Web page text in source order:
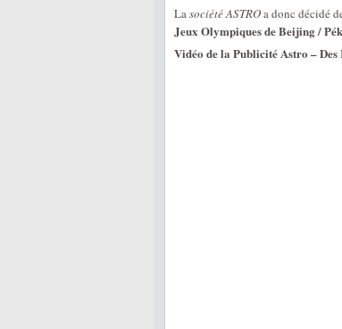
Lasociété ASTROa donc décidé
Jeux Olympiques de Beijing /
Vidéo de la Publicité Astro –